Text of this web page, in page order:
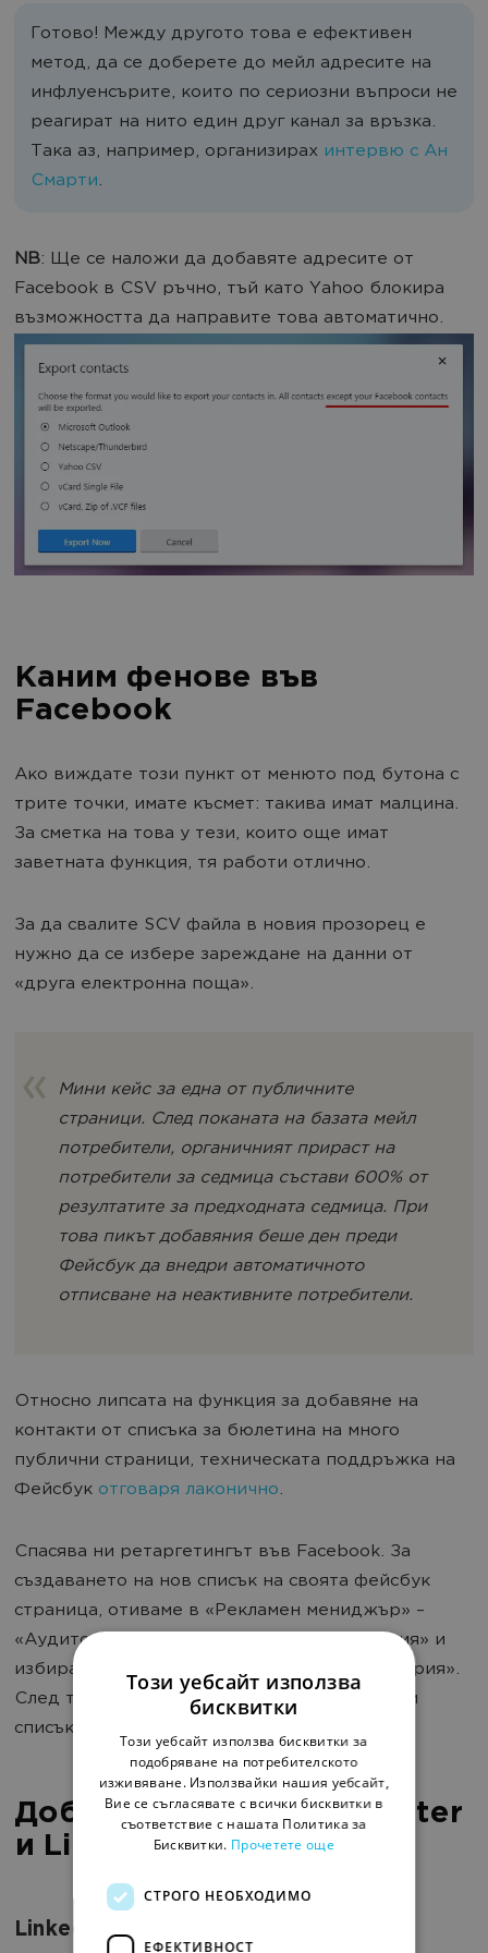
Готово! Между другото това е ефективен
метод, да се доберете до мейл адресите на
инфлуенсърите, които по сериозни въпроси не
реагират на нито един друг канал за връзка.
Така аз, например, организирах интервю с Ан
Смарти.
NB: Ще се наложи да добавяте адресите от
Facebook в CSV ръчно, тъй като Yahoo блокира
възможността да направите това автоматично.
Каним фенове във
Facebook
Ако виждате този пункт от менюто под бутона с
трите точки, имате късмет: такива имат малцина.
За сметка на това у тези, които още имат
заветната функция, тя работи отлично.
За да свалите SCV файла в новия прозорец е
нужно да се избере зареждане на данни от
«друга електронна поща».
Мини кейс за една от публичните
страници. След поканата на базата мейл
потребители, органичният прираст на
потребители за седмица състави 600% от
резултатите за предходната седмица. При
това пикът добавяния беше ден преди
Фейсбук да внедри автоматичното
отписване на неактивните потребители.
Относно липсата на функция за добавяне на
контакти от списъка за бюлетина на много
публични страници, техническата поддръжка на
Фейсбук отговаря лаконично.
Спасява ни ретаргетингът във Facebook. За
създаването на нов списък на своята фейсбук
страница, отиваме в «Рекламен мениджър» –
«Аудитории». Натискаме «Създай аудитория» и
избираме «Създай персонализирана аудитория».
След това избираме възможността да качим
списък с email-адреси.
Добавяме фенове в Twitter
и LinkedIn
LinkedIn
Този уебсайт използва
бисквитки
Този уебсайт използва бисквитки за
подобряване на потребителското
изживяване. Използвайки нашия уебсайт,
Вие се съгласявате с всички бисквитки в
съответствие с нашата Политика за
Бисквитки. Прочетете още
СТРОГО НЕОБХОДИМО
ЕФЕКТИВНОСТ